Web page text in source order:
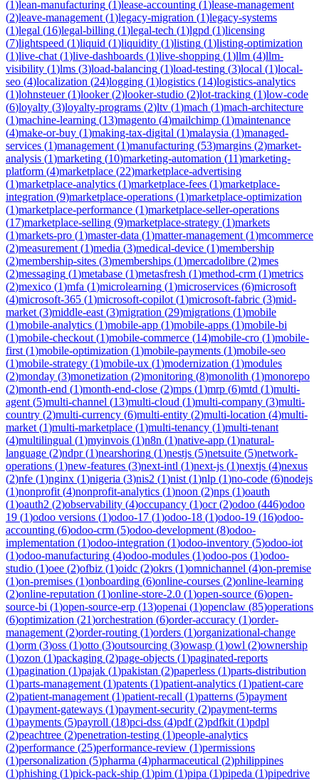
(1)lean-manufacturing (1)lease-accounting (1)lease-management
(2)leave-management (1)legacy-migration (1)legacy-systems
(1)legal (16)legal-billing (1)legal-tech (1)lgpd (1)licensing
(7)lightspeed (1)liquid (1)liquidity (1)listing (1)listing-optimization
(1)live-chat (1)live-dashboards (1)live-shopping (1)llm (4)llm-
visibility (1)lms (3)load-balancing (1)load-testing (3)local (1)local-
seo (4)localization (24)logging (1)logistics (14)logistics-analytics
(1)lohnsteuer(1)looker(2)looker-studio (2)lot-tracking (1)low-code
(6)loyalty (3)loyalty-programs (2)ltv (1)mach (1)mach-architecture
(1)machine-learning (13)magento (4)mailchimp (1)maintenance
(4)make-or-buy (1)making-tax-digital (1)malaysia (1)managed-
services (1)management (1)manufacturing (53)margins (2)market-
analysis (1)marketing (10)marketing-automation (11)marketing-
platform (4)marketplace (22)marketplace-advertising
(1)marketplace-analytics (1)marketplace-fees (1)marketplace-
integration (9)marketplace-operations (1)marketplace-optimization
(1)marketplace-performance (1)marketplace-seller-operations
(17)marketplace-selling (9)marketplace-strategy (1)markets
(1)markets-pro (1)master-data (1)matter-management (1)mcommerce
(2)measurement (1)media (3)medical-device (1)membership
(2)membership-sites (3)memberships (1)mercadolibre (2)mes
(2)messaging (1)metabase (1)metasfresh (1)method-crm (1)metrics
(2)mexico (1)mfa (1)microlearning (1)microservices (6)microsoft
(4)microsoft-365 (1)microsoft-copilot (1)microsoft-fabric (3)mid-
market (3)middle-east (3)migration (29)migrations (1)mobile
(1)mobile-analytics (1)mobile-app (1)mobile-apps (1)mobile-bi
(1)mobile-checkout (1)mobile-commerce (14)mobile-cro (1)mobile-
first (1)mobile-optimization (1)mobile-payments (1)mobile-seo
(1)mobile-strategy (1)mobile-ux (1)modernization (1)modules
(2)monday (3)monetization (2)monitoring (8)monolith (1)monorepo
(2)month-end (1)month-end-close (2)mps (1)mrp (6)mtd (1)multi-
agent (5)multi-channel (13)multi-cloud (1)multi-company (3)multi-
country (2)multi-currency (6)multi-entity (2)multi-location (4)multi-
market (1)multi-marketplace (1)multi-tenancy (1)multi-tenant
(4)multilingual (1)myinvois (1)n8n (1)native-app (1)natural-
language (2)ndpr(1)nearshoring (1)nestjs (5)netsuite (5)network-
operations (1)new-features (3)next-intl (1)next-js (1)nextjs (4)nexus
(2)nfe (1)nginx (1)nigeria (3)nis2 (1)nist (1)nlp (1)no-code (6)nodejs
(1)nonprofit (4)nonprofit-analytics (1)noon (2)nps (1)oauth
(1)oauth2 (2)observability (4)occupancy (1)ocr(2)odoo (446)odoo
19 (1)odoo versions (1)odoo-17 (1)odoo-18 (1)odoo-19 (16)odoo-
accounting (6)odoo-crm (5)odoo-development (8)odoo-
implementation (1)odoo-integration (1)odoo-inventory (5)odoo-iot
(1)odoo-manufacturing (4)odoo-modules (1)odoo-pos (1)odoo-
studio (1)oee (2)ofbiz (1)oidc (2)okrs (1)omnichannel (4)on-premise
(1)on-premises (1)onboarding (6)online-courses (2)online-learning
(2)online-reputation (1)online-store-2.0 (1)open-source (6)open-
source-bi (1)open-source-erp (13)openai (1)openclaw (85)operations
(6)optimization (21)orchestration (6)order-accuracy (1)order-
management (2)order-routing (1)orders (1)organizational-change
(1)orm (3)oss (1)otto (3)outsourcing (3)owasp (1)owl (2)ownership
(1)ozon (1)packaging (2)page-objects (1)paginated-reports
(1)pagination (1)pajak (1)pakistan (2)paperless (1)parts-distribution
(1)parts-management (1)patents (1)patient-analytics (1)patient-care
(2)patient-management (1)patient-recall (1)patterns (5)payment
(1)payment-gateways (1)payment-security (2)payment-terms
(1)payments (5)payroll (18)pci-dss (4)pdf(2)pdfkit (1)pdpl
(2)peachtree (2)penetration-testing (1)people-analytics
(2)performance (25)performance-review (1)permissions
(1)personalization (5)pharma (4)pharmaceutical (2)philippines
(1)phishing (1)pick-pack-ship (1)pim (1)pipa (1)pipeda (1)pipedrive